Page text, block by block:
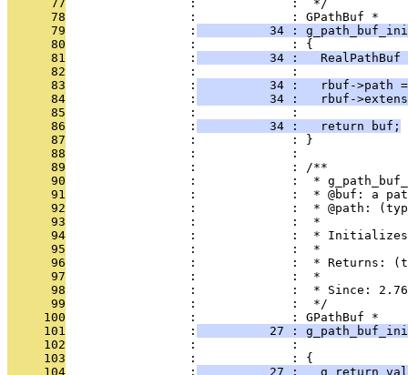
      77
                 :             :  */
      78
                 :             : GPathBuf *
      79
                 :
34 :
      80
                 :             : {
      81
                 :
34 :   RealPathBuf
      82
                 :             :
      83
                 :
34 :   rbuf->path
      84
                 :
34 :   rbuf-
      85
                 :             :
      86
                 :
          34 :   return buf;
      87
                 :             : }
      88
                 :             :
      89
                 :             : /**
      90
:             :  *
      91
:             :  * @buf: a
      92
:             :  * @path:
      93
                 :             :  *
      94
:             :  *
      95
                 :             :  *
      96
:             :  * Returns:
      97
                 :             :  *
      98
                 :             :  * Since: 2.76
      99
                 :             :  */
     100
                 :             : GPathBuf *
     101
                 :
27 :
     102
:             :
     103
                 :             : {
     104
                 :
27 :